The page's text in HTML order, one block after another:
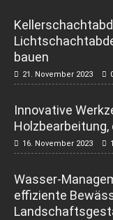
bauen
21. November 2023
Innovative
Holzbearbeitung,
16. November 2023 1
Wasser-
effiziente